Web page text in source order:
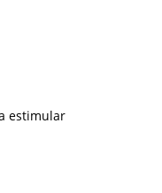
estimular